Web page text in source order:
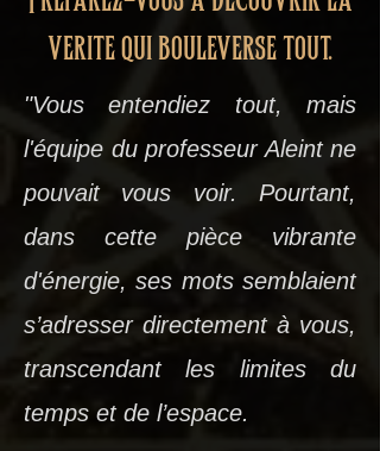
verite qui bouleverse tout.
"Vous entendiez tout, mais
l'équipe du professeur Aleint ne
pouvait vous voir. Pourtant,
dans cette pièce vibrante
d'énergie, ses mots semblaient
s’adresser directement à vous,
transcendant les limites du
temps et de l’espace.